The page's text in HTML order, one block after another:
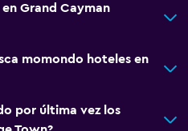
Grand Cayman
momondo hoteles en
por última vez los